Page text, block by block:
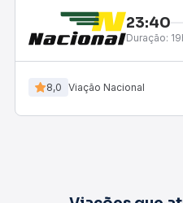
23:40
Duração:
8,0 Viação Nacional